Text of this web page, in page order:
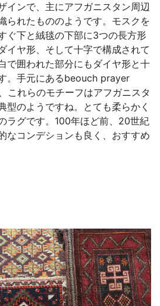
インで、主にアフガニスタン周辺
られたもののようです。モスクを
ぐ下と絨毯の下部に3つの長方形
イヤ形、そして十字で構成されて
で囲われた部分にもダイヤ形と十
。手元にあるbeouch prayer
これらのモチーフはアフガニスタ
型のようですね。とても柔らかく
ラグです。100年ほど前、20世紀
なコンデションも良く、おすすめ